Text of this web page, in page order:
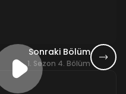
Sonraki Bölüm
1. Sezon 4. Bölüm